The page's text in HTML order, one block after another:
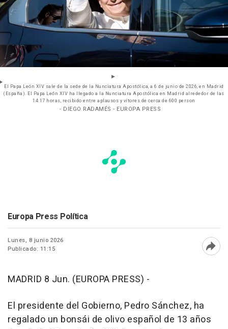
El Papa León XIV sale de la sede de la Nunciatura Apostólica, a 6 de junio de 2026, en Madrid
(España). El Papa León XIV ha llegado a la Nunciatura Apostólica en Madrid alrededor de las
14:17 horas, recibido entre aplausos y vítores de cerca de 600 person
- DIEGO RADAMÉS - EUROPA PRESS
Europa Press Política
Lunes, 8 junio 2026
Publicado: 11:15
MADRID 8 Jun. (EUROPA PRESS) -
El presidente del Gobierno, Pedro Sánchez, ha
regalado un bonsái de olivo español de 13 años